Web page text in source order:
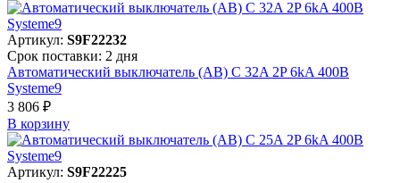
Артикул: S9F22232
Срок поставки: 2 дня
Автоматический выключатель (АВ) C 32A 2P 6kA 400В
Systeme9
3 806 ₽
В корзинy
Артикул: S9F22225